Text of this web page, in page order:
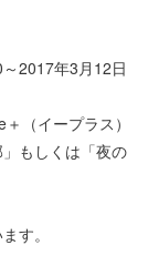
2017年3月12日
（イープラス）
もしくは「夜の
す。